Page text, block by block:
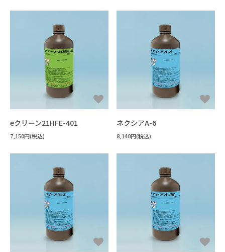
eクリーン21HFE-401
7,150円(税込)
ネクシアA-6
8,140円(税込)